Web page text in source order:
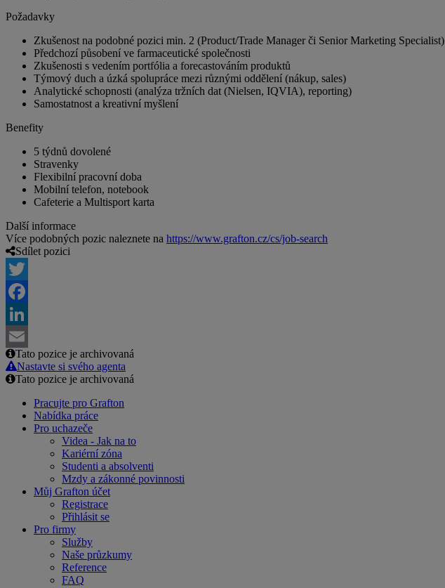
Požadavky
Zkušenost na podobné pozici min. 2 (Product/Trade Manager či Senior Marketing Specialist)
Předchozí působení ve farmaceutické společnosti
Zkušenosti s vedením portfólia a forecastováním produktů
Týmový duch a úzká spolupráce mezi různými oddělení (nákup, sales)
Analytické schopnosti (analýza tržních dat (Nielsen, IQVIA), reporting)
Samostatnost a kreativní myšlení
Benefity
5 týdnů dovolené
Stravenky
Flexibilní pracovní doba
Mobilní telefon, notebook
Cafeterie a Multisport karta
Další informace
Více podobných pozic naleznete na https://www.grafton.cz/cs/job-search
Sdílet pozici
Twitter
Facebook
LinkedIn
Email
Tato pozice je archivovaná
Nastavte si svého agenta
Tato pozice je archivovaná
Pracujte pro Grafton
Nabídka práce
Pro uchazeče
Videa - Jak na to
Kariérní zóna
Studenti a absolventi
Mzdy a zákonné povinnosti
Můj Grafton účet
Registrace
Přihlásit se
Pro firmy
Služby
Naše průzkumy
Reference
FAQ